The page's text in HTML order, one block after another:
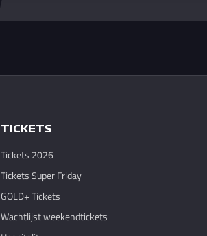
TICKETS
Tickets 2026
Tickets Super Friday
GOLD+ Tickets
Wachtlijst weekendtickets